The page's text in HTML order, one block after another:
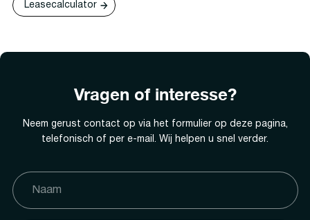
Leasecalculator
Vragen of interesse?
Neem gerust contact op via het formulier op deze pagina,
telefonisch of per e-mail. Wij helpen u snel verder.